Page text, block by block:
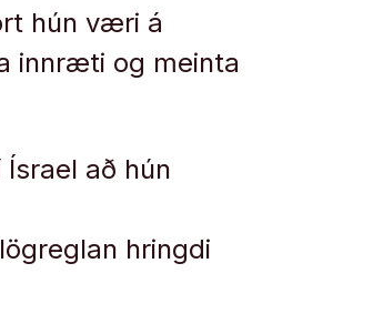
hún væri á
innræti og meinta
að hún
hringdi